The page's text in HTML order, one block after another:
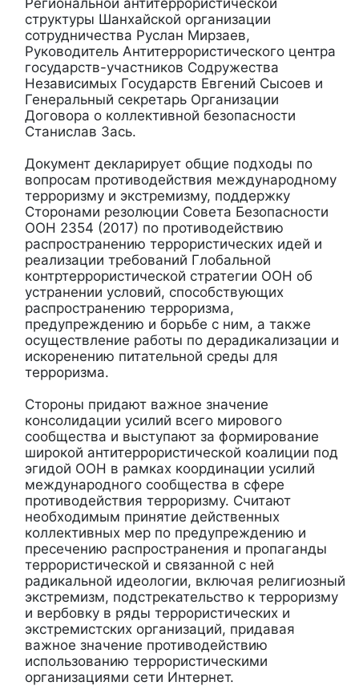
структуры Шанхайской организации
сотрудничества Руслан Мирзаев,
Руководитель Антитеррористического центра
государств-участников Содружества
Независимых Государств Евгений Сысоев и
Генеральный секретарь Организации
Договора о коллективной безопасности
Станислав Зась.
Документ декларирует общие подходы по
вопросам противодействия международному
терроризму и экстремизму, поддержку
Сторонами резолюции Совета Безопасности
ООН 2354 (2017) по противодействию
распространению террористических идей и
реализации требований Глобальной
контртеррористической стратегии ООН об
устранении условий, способствующих
распространению терроризма,
предупреждению и борьбе с ним, а также
осуществление работы по дерадикализации и
искоренению питательной среды для
терроризма.
Стороны придают важное значение
консолидации усилий всего мирового
сообщества и выступают за формирование
широкой антитеррористической коалиции под
эгидой ООН в рамках координации усилий
международного сообщества в сфере
противодействия терроризму. Считают
необходимым принятие действенных
коллективных мер по предупреждению и
пресечению распространения и пропаганды
террористической и связанной с ней
радикальной идеологии, включая религиозный
экстремизм, подстрекательство к терроризму
и вербовку в ряды террористических и
экстремистских организаций, придавая
важное значение противодействию
использованию террористическими
организациями сети Интернет.